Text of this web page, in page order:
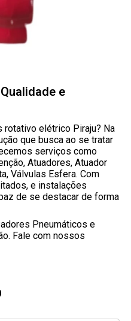
e
rotativo elétrico Piraju? Na
que busca ao se tratar
serviços como
Atuadores, Atuador
Válvulas Esfera. Com
e instalações
de se destacar de forma
Pneumáticos e
Fale com nossos